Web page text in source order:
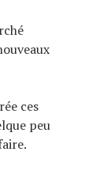
ces
peu